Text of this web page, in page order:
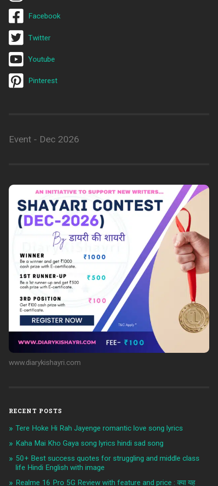
Facebook
Twitter
Youtube
Pinterest
Event - Dec 2026
www.diarykishayri.com
RECENT POSTS
Tere Hoke Hi Rah Jayenge romantic love song lyrics
Kaha Mai Kho Gaya song lyrics hindi sad song
50+ Best success quotes for struggling and middle class
life Hindi English with image
Realme 16 Pro 5G Review with feature and price : क्या यह